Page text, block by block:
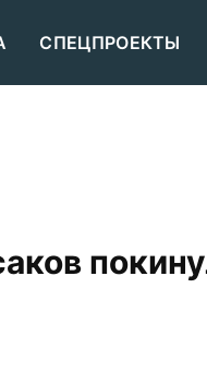
СПЕЦПРОЕКТЫ